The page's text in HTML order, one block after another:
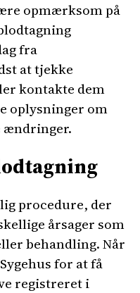
opmærksom på
fra
at tjekke
kontakte dem
oplysninger om
ændringer.
procedure, der
årsager som
behandling. Når
for at få
registreret i